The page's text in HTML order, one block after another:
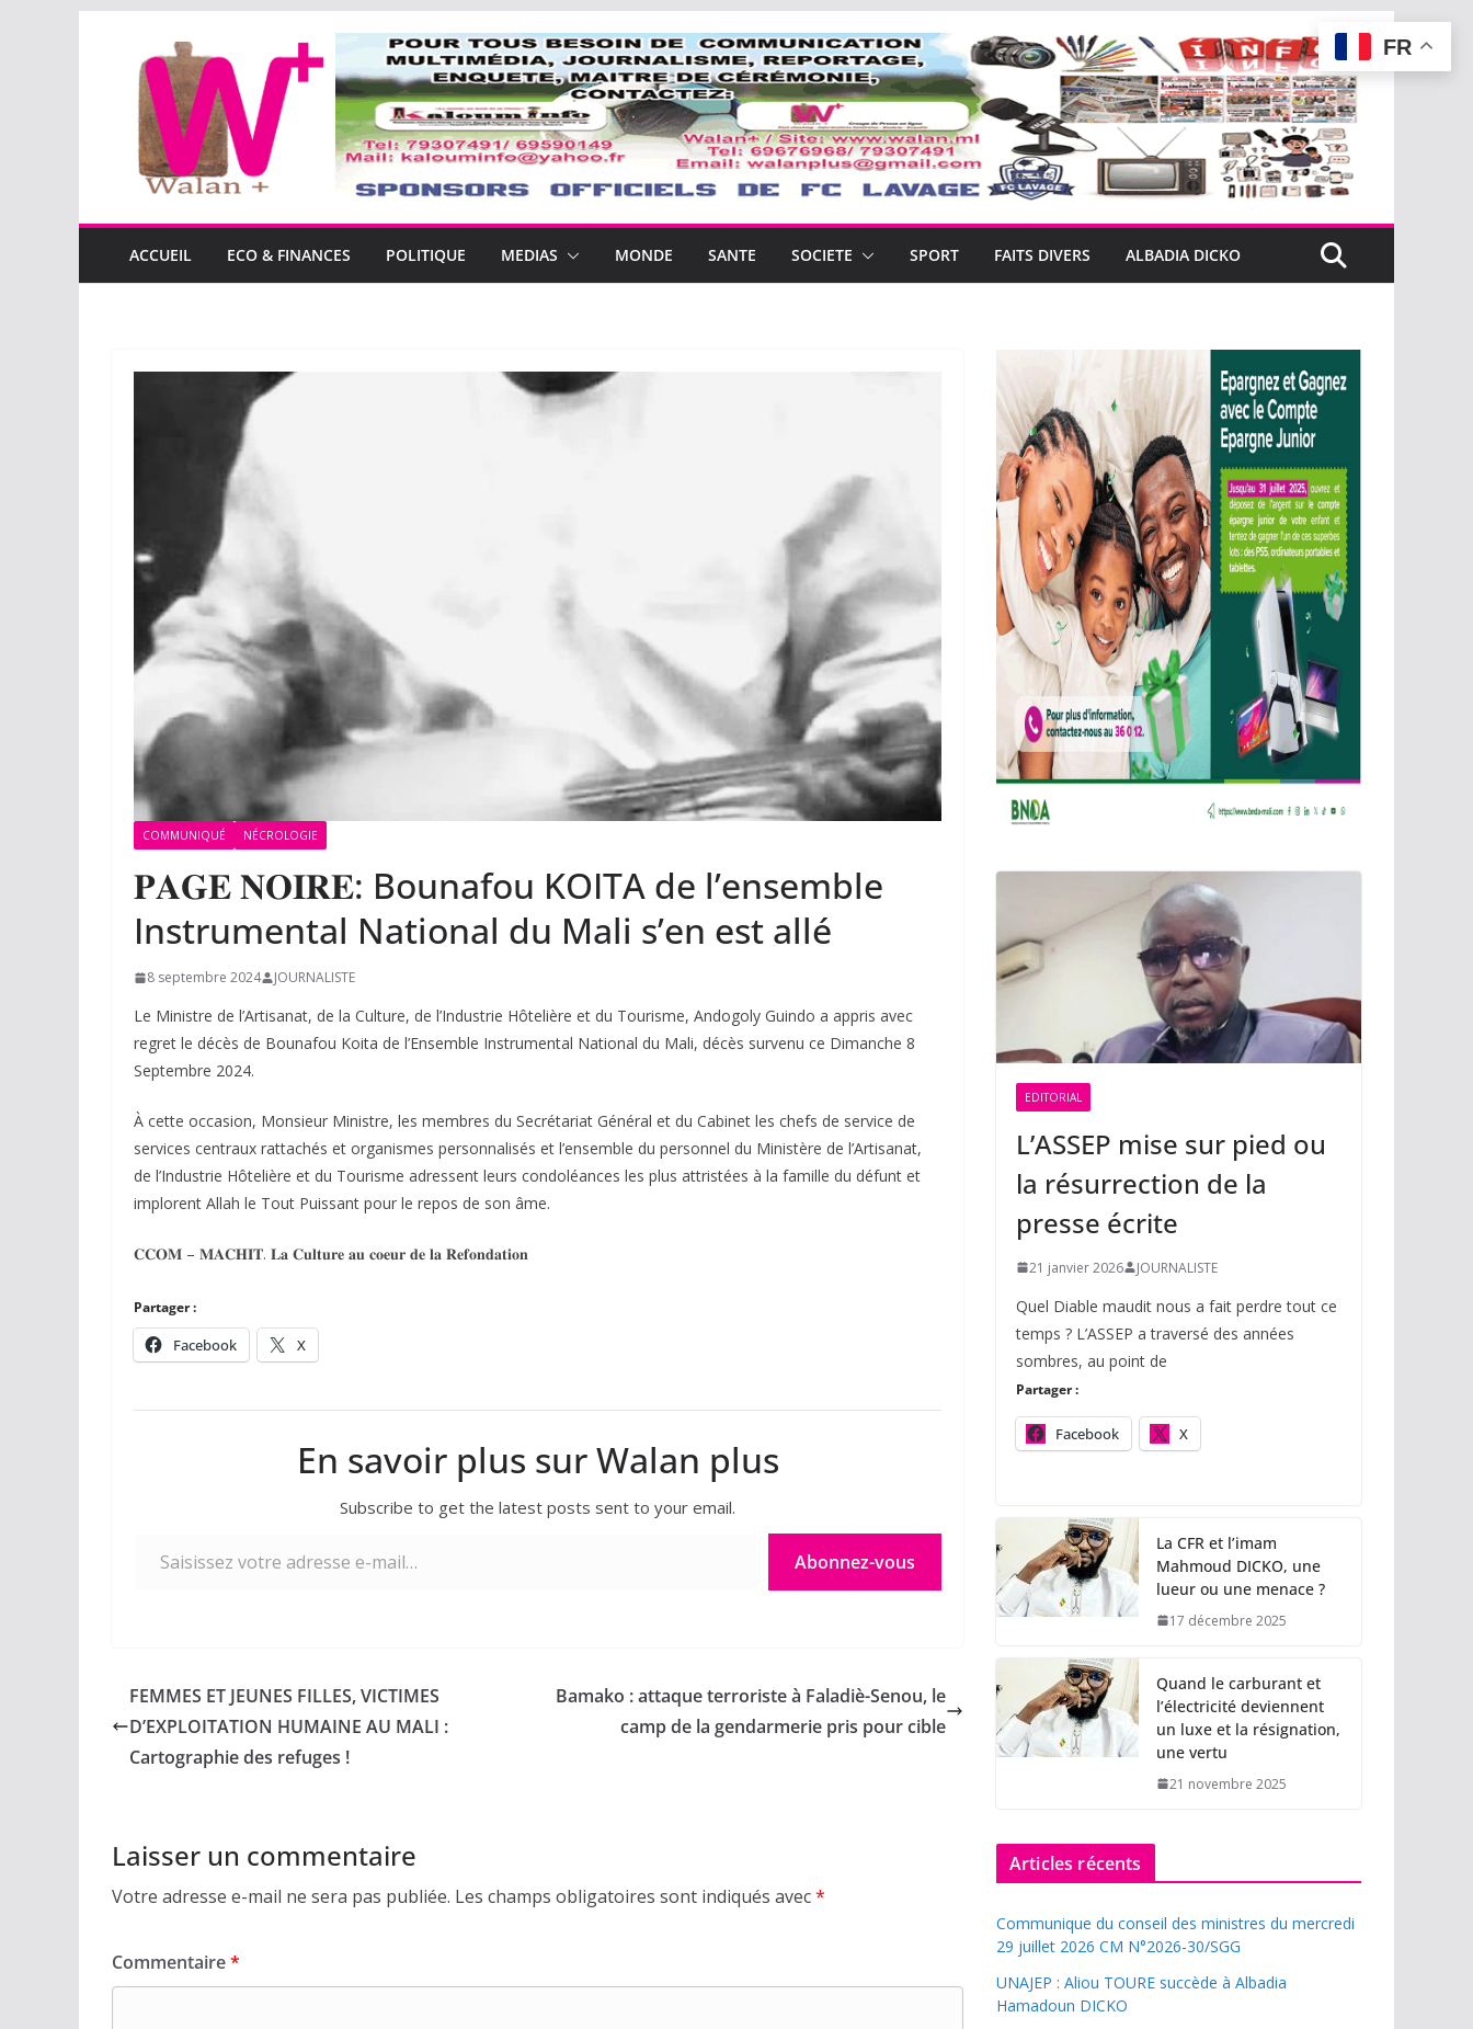
contenu
ACCUEIL ECO & FINANCES POLITIQUE MEDIAS MONDE SANTE SOCIETE SPORT FAITS DIVERS ALBADIA DICKO
COMMUNIQUÉ NÉCROLOGIE
𝐏𝐀𝐆𝐄 𝐍𝐎𝐈𝐑𝐄: Bounafou KOITA de l’ensemble
Instrumental National du Mali s’en est allé
8 septembre 2024 JOURNALISTE
Le Ministre de l’Artisanat, de la Culture, de l’Industrie Hôtelière et du Tourisme, Andogoly Guindo a appris avec
regret le décès de Bounafou Koita de l’Ensemble Instrumental National du Mali, décès survenu ce Dimanche 8
Septembre 2024.
À cette occasion, Monsieur Ministre, les membres du Secrétariat Général et du Cabinet les chefs de service de
services centraux rattachés et organismes personnalisés et l’ensemble du personnel du Ministère de l’Artisanat,
de l’Industrie Hôtelière et du Tourisme adressent leurs condoléances les plus attristées à la famille du défunt et
implorent Allah le Tout Puissant pour le repos de son âme.
𝐂𝐂𝐎𝐌 – 𝐌𝐀𝐂𝐇𝐈𝐓. 𝐋𝐚 𝐂𝐮𝐥𝐭𝐮𝐫𝐞 𝐚𝐮 𝐜𝐨𝐞𝐮𝐫 𝐝𝐞 𝐥𝐚 𝐑𝐞𝐟𝐨𝐧𝐝𝐚𝐭𝐢𝐨𝐧
Partager :
Facebook X
En savoir plus sur Walan plus
Subscribe to get the latest posts sent to your email.
Abonnez-vous
FEMMES ET JEUNES FILLES, VICTIMES
D’EXPLOITATION HUMAINE AU MALI :
Cartographie des refuges !
Bamako : attaque terroriste à Faladiè-Senou, le
camp de la gendarmerie pris pour cible
Laisser un commentaire
Votre adresse e-mail ne sera pas publiée. Les champs obligatoires sont indiqués avec*
Commentaire*
EDITORIAL
L’ASSEP mise sur pied ou
la résurrection de la
presse écrite
21 janvier 2026 JOURNALISTE
Quel Diable maudit nous a fait perdre tout ce
temps ? L’ASSEP a traversé des années
sombres, au point de
Partager :
Facebook X
La CFR et l’imam
Mahmoud DICKO, une
lueur ou une menace ?
17 décembre 2025
Quand le carburant et
l’électricité deviennent
un luxe et la résignation,
une vertu
21 novembre 2025
Articles récents
Communique du conseil des ministres du mercredi
29 juillet 2026 CM N°2026-30/SGG
UNAJEP : Aliou TOURE succède à Albadia
Hamadoun DICKO
FR